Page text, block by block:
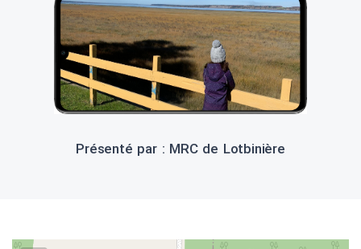
Présenté par : MRC de Lotbinière